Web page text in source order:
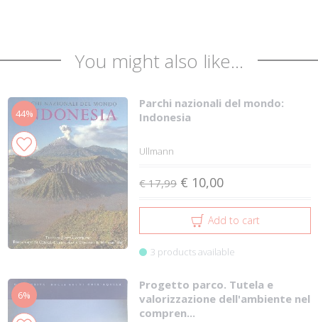
You might also like...
44%
Parchi nazionali del mondo:
Indonesia
Ullmann
€ 17,99 € 10,00
Add to cart
3 products available
6%
Progetto parco. Tutela e
valorizzazione dell'ambiente nel
compren...